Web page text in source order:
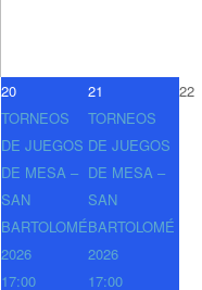
20
TORNEOS
DE JUEGOS
DE MESA –
SAN
BARTOLOMÉ
2026
17:00
21
TORNEOS
DE JUEGOS
DE MESA –
SAN
BARTOLOMÉ
2026
17:00
22